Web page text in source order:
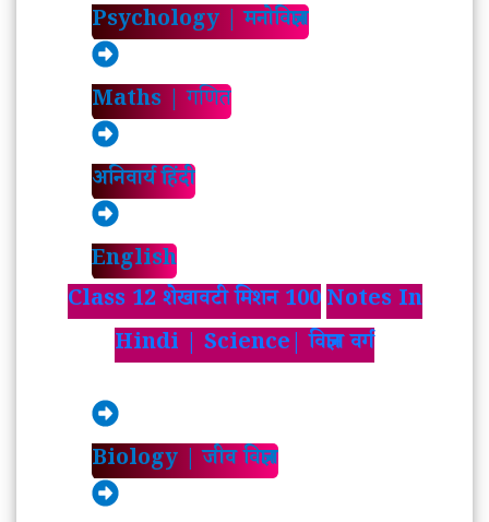
Psychology | मनोविज्ञान
Maths |गणित
अनिवार्य हिंदी
English
Class 12 शेखावटी मिशन 100 Notes In
Hindi | Science| विज्ञान वर्ग
Biology | जीव विज्ञान